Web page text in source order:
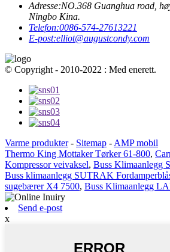
Adresse:NO.368 Guanghua road,
Ningbo Kina.
Telefon:0086-574-27613221
E-post:elliot@augustcondy.com
© Copyright - 2010-2022 : Med enerett.
Varme produkter- Sitemap - AMP mobil
Thermo King Mottaker Tørker 61-800,
Kompressor veivaksel, Buss Klimaanlegg
Buss klimaanlegg SUTRAK
sugebærer X4 7500, Buss Klimaanlegg
Send e-post
x